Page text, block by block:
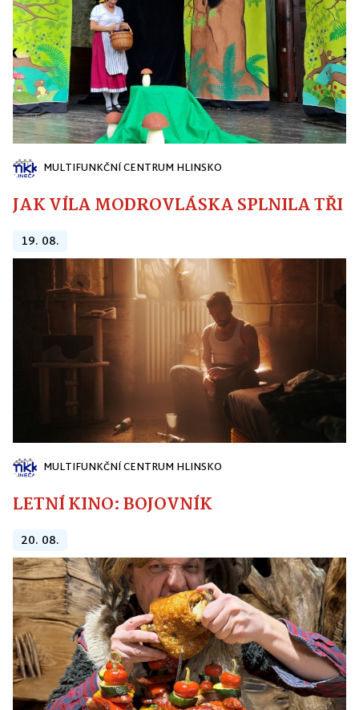
MULTIFUNKČNÍ CENTRUM HLINSKO
JAK VÍLA MODROVLÁSKA SPLNILA
19. 08.
MULTIFUNKČNÍ CENTRUM HLINSKO
LETNÍ KINO: BOJOVNÍK
20. 08.